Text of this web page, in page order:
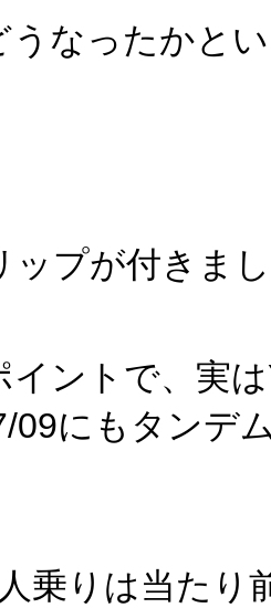
うなったかと
ップが付きま
イントで、実
09にもタンデ
乗りは当たり